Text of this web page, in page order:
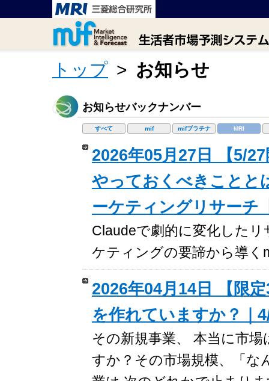
トップ > お知らせ
お知らせバックナンバー
すべて mif mifプラチナ MRI
2026年05月27日 【5/
やっておくべきことと
ーケティングリサーチ
Claudeで劇的に変化した
ケティングの要諦から導く
2026年04月14日 【限
を作れていますか？｜
その新規事業、 本当に市
すか？その市場規模、「な